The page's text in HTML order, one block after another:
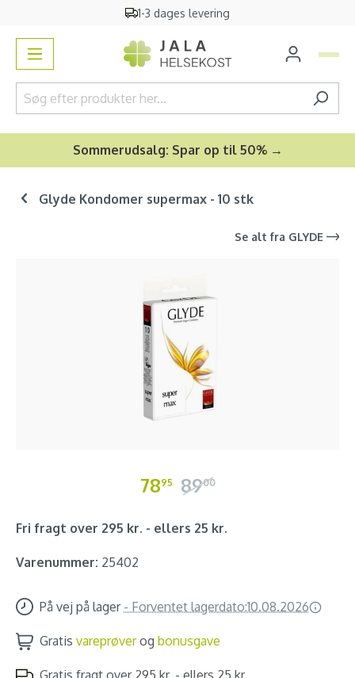
1-3 dages levering
Sommerudsalg: Spar op til 50% →
Glyde Kondomer supermax - 10 stk
Se alt fra GLYDE
7895 8900
Fri fragt over 295 kr. - ellers 25 kr.
Varenummer: 25402
På vej på lager - Forventet lagerdato:10.08.2026
Gratis vareprøverog bonusgave
Gratis fragt over 295 kr. - ellers 25 kr.